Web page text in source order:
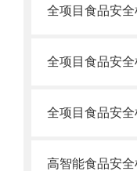
全项目食品安
全项目食品安
全项目食品安
高智能食品安全